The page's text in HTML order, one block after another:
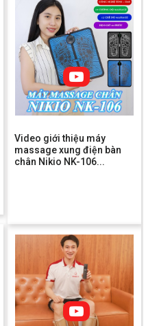
Video giới thiệu máy
massage xung điện bàn
chân Nikio NK-106...